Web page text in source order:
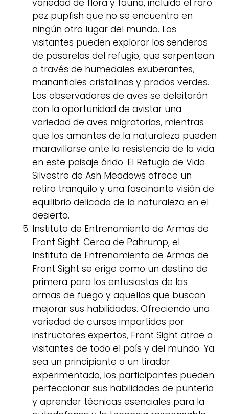
pez pupfish que no se encuentra en
ningún otro lugar del mundo. Los
visitantes pueden explorar los senderos
de pasarelas del refugio, que serpentean
a través de humedales exuberantes,
manantiales cristalinos y prados verdes.
Los observadores de aves se deleitarán
con la oportunidad de avistar una
variedad de aves migratorias, mientras
que los amantes de la naturaleza pueden
maravillarse ante la resistencia de la vida
en este paisaje árido. El Refugio de Vida
Silvestre de Ash Meadows ofrece un
retiro tranquilo y una fascinante visión de
equilibrio delicado de la naturaleza en el
desierto.
Instituto de Entrenamiento de Armas de
Front Sight: Cerca de Pahrump, el
Instituto de Entrenamiento de Armas de
Front Sight se erige como un destino de
primera para los entusiastas de las
armas de fuego y aquellos que buscan
mejorar sus habilidades. Ofreciendo una
variedad de cursos impartidos por
instructores expertos, Front Sight atrae a
visitantes de todo el país y del mundo. Ya
sea un principiante o un tirador
experimentado, los participantes pueden
perfeccionar sus habilidades de puntería
y aprender técnicas esenciales para la